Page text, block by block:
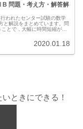
問題・考え方・解答解
われたセンター試験の数学
解説をまとめています。問
とで，大幅に時間短縮がで
2020.01.18
ときにできる！